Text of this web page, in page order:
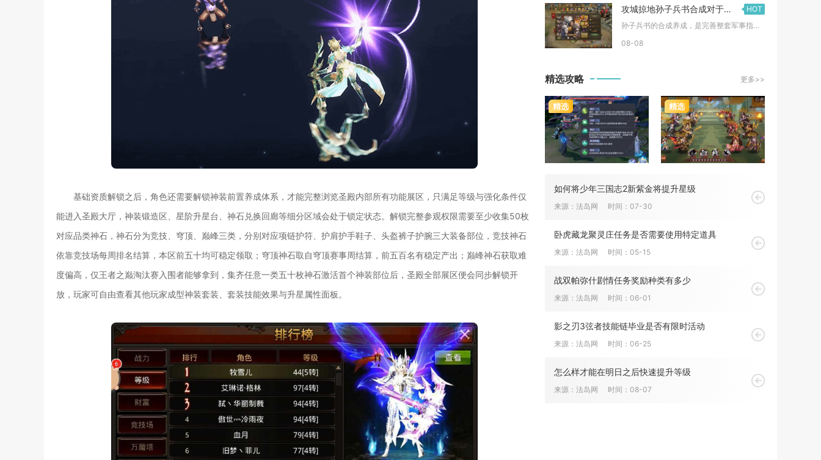
基础资质解锁之后，角色还需要解锁神装前置养成体系，才能完整浏览圣殿内部所有功能展区，只满足等级与强化条件仅
能进入圣殿大厅，神装锻造区、星阶升星台、神石兑换回廊等细分区域会处于锁定状态。解锁完整参观权限需要至少收集50枚
对应品类神石，神石分为竞技、穹顶、巅峰三类，分别对应项链护符、护肩护手鞋子、头盔裤子护腕三大装备部位，竞技神石
依靠竞技场每周排名结算，本区前五十均可稳定领取；穹顶神石取自穹顶赛事周结算，前五百名有稳定产出；巅峰神石获取难
度偏高，仅王者之巅淘汰赛入围者能够拿到，集齐任意一类五十枚神石激活首个神装部位后，圣殿全部展区便会同步解锁开
放，玩家可自由查看其他玩家成型神装套装、套装技能效果与升星属性面板。
攻城掠地孙子兵书合成对于军事指挥的重要性如何体现
HOT
孙子兵书的合成养成，是完善整套军事指挥体系的核心环节，能够从...
08-08
精选攻略 更多>>
精选 精选
如何将少年三国志2新紫金将提升星级
来源：法岛网 时间：07-30
卧虎藏龙聚灵庄任务是否需要使用特定道具
来源：法岛网 时间：05-15
战双帕弥什剧情任务奖励种类有多少
来源：法岛网 时间：06-01
影之刃3弦者技能链毕业是否有限时活动
来源：法岛网 时间：06-25
怎么样才能在明日之后快速提升等级
来源：法岛网 时间：08-07